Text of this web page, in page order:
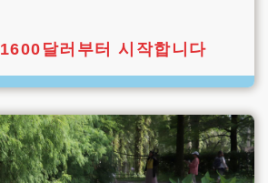
1600달러부터 시작합니다